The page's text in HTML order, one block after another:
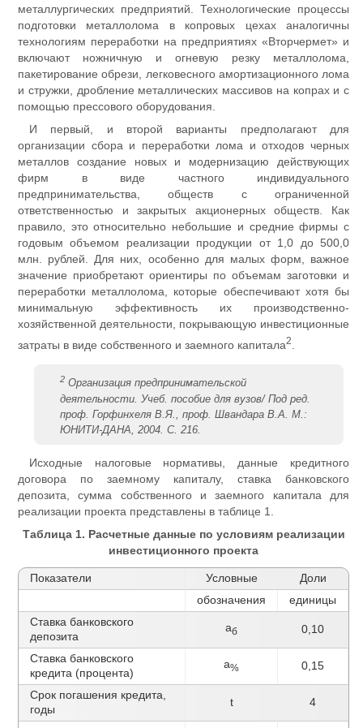
металлургических предприятий. Технологические процессы
подготовки металлолома в копровых цехах аналогичны
технологиям переработки на предприятиях «Вторчермет» и
включают ножничную и огневую резку металлолома,
пакетирование обрези, легковесного амортизационного лома
и стружки, дробление металлических массивов на копрах и с
помощью прессового оборудования.
И первый, и второй варианты предполагают для
организации сбора и переработки лома и отходов черных
металлов создание новых и модернизацию действующих
фирм в виде частного индивидуального
предпринимательства, обществ с ограниченной
ответственностью и закрытых акционерных обществ. Как
правило, это относительно небольшие и средние фирмы с
годовым объемом реализации продукции от 1,0 до 500,0
млн. рублей. Для них, особенно для малых форм, важное
значение приобретают ориентиры по объемам заготовки и
переработки металлолома, которые обеспечивают хотя бы
минимальную эффективность их производственно-
хозяйственной деятельности, покрывающую инвестиционные
затраты в виде собственного и заемного капитала2
2 Организация предпринимательской
деятельности. Учеб. пособие для вузов/ Под ред.
проф. Горфинхеля В.Я., проф. Швандара В.А. М.:
ЮНИТИ-ДАНА, 2004. С. 216.
Исходные налоговые нормативы, данные кредитного
договора по заемному капиталу, ставка банковского
депозита, сумма собственного и заемного капитала для
реализации проекта представлены в таблице 1.
Таблица 1. Расчетные данные по условиям реализации
инвестиционного проекта
Показатели Условные
Доли
обозначения
единицы
Ставка банковского
депозита
аб 0,10
Ставка банковского
кредита (процента)
а% 0,15
Срок погашения кредита,
годы
t 4